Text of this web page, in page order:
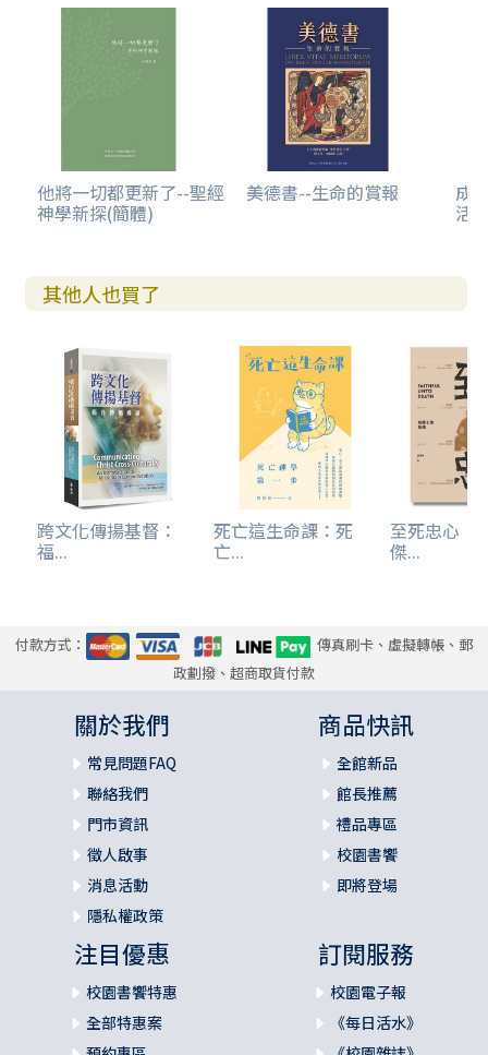
（3）主動淨化理智的建議
a. 持守單純的信心
b. 相信《聖經》這啟示
（1） 記憶的分類
（2） 記憶的限制及其對靈魂造成的損害
a. 好壞參半，引發情緒
d. 錯誤記憶，誤解上主
e. 不願放下，持續受騙
a. 不要捕捉和儲存
b. 不要主動回想
c. 祈禱後不要停留
d. 樂於自己被輕視
3. 意志之夜
（1） 快樂的分類
a. 現世的快樂
b. 本性的快樂
c. 感官的快樂
f. 靈性的快樂
（2） 快樂對靈魂造成的損害
b. 本性快樂的六大害處
c. 感官快樂的五大害處
d. 倫理快樂的七大害處
e. 超性快樂的三大害處
f. 靈性快樂的四大害處
a. 擴闊現世快樂的視野
b. 認清本性快樂的虛幻
c. 感官只為上主而快樂
d. 實踐倫理只因事奉神
e. 神得榮耀而超性快樂
f. 超越形下的靈性快樂
4. 小結
三、第三段路：被動感官黑夜
他將一切都更新了--聖經
神學新探(簡體)
美德書--生命的賞報 成
活
其他人也買了
跨文化傳揚基督：
福...
死亡這生命課：死
亡...
至死忠心：
傑...
付款方式：
傳真刷卡、虛擬轉帳、郵
政劃撥、超商取貨付款
關於我們
常見問題FAQ
聯絡我們
門市資訊
徵人啟事
消息活動
隱私權政策
商品快訊
全館新品
館長推薦
禮品專區
校園書饗
即將登場
注目優惠
校園書饗特惠
全部特惠案
訂閱服務
校園電子報
《每日活水》